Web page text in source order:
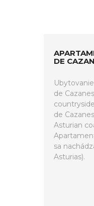
DE
de
de
Asturian
sa
Asturias).